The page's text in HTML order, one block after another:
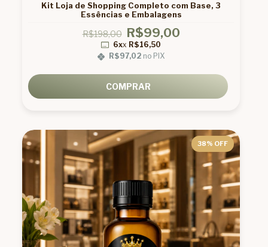
Kit Loja de Shopping Completo com Base, 3
Essências e Embalagens
R$198,00 R$99,00
6xx R$16,50
R$97,02 no PIX
COMPRAR
38% OFF